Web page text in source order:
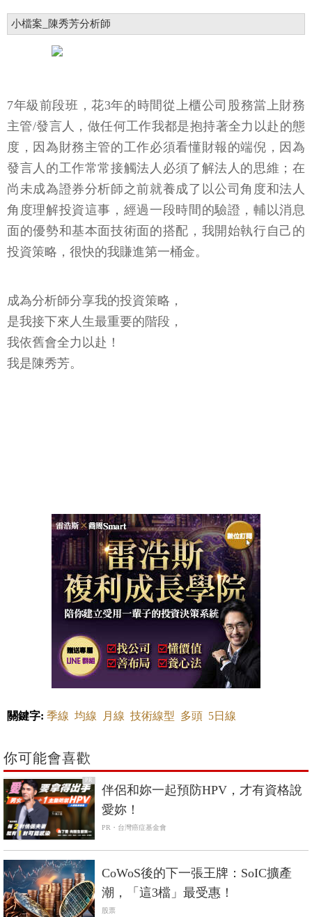
小檔案_陳秀芳分析師
7年級前段班，花3年的時間從上櫃公司股務當上財務
主管/發言人，做任何工作我都是抱持著全力以赴的態
度，因為財務主管的工作必須看懂財報的端倪，因為
發言人的工作常常接觸法人必須了解法人的思維；在
尚未成為證券分析師之前就養成了以公司角度和法人
角度理解投資這事，經過一段時間的驗證，輔以消息
面的優勢和基本面技術面的搭配，我開始執行自己的
投資策略，很快的我賺進第一桶金。
成為分析師分享我的投資策略，
是我接下來人生最重要的階段，
我依舊會全力以赴！
我是陳秀芳。
關鍵字: 季線 均線 月線 技術線型 多頭 5日線
你可能會喜歡
PR
伴侶和妳一起預防HPV，才有資格說
愛妳！
PR・台灣癌症基金會
CoWoS後的下一張王牌：SoIC擴產
潮，「這3檔」最受惠！
股票